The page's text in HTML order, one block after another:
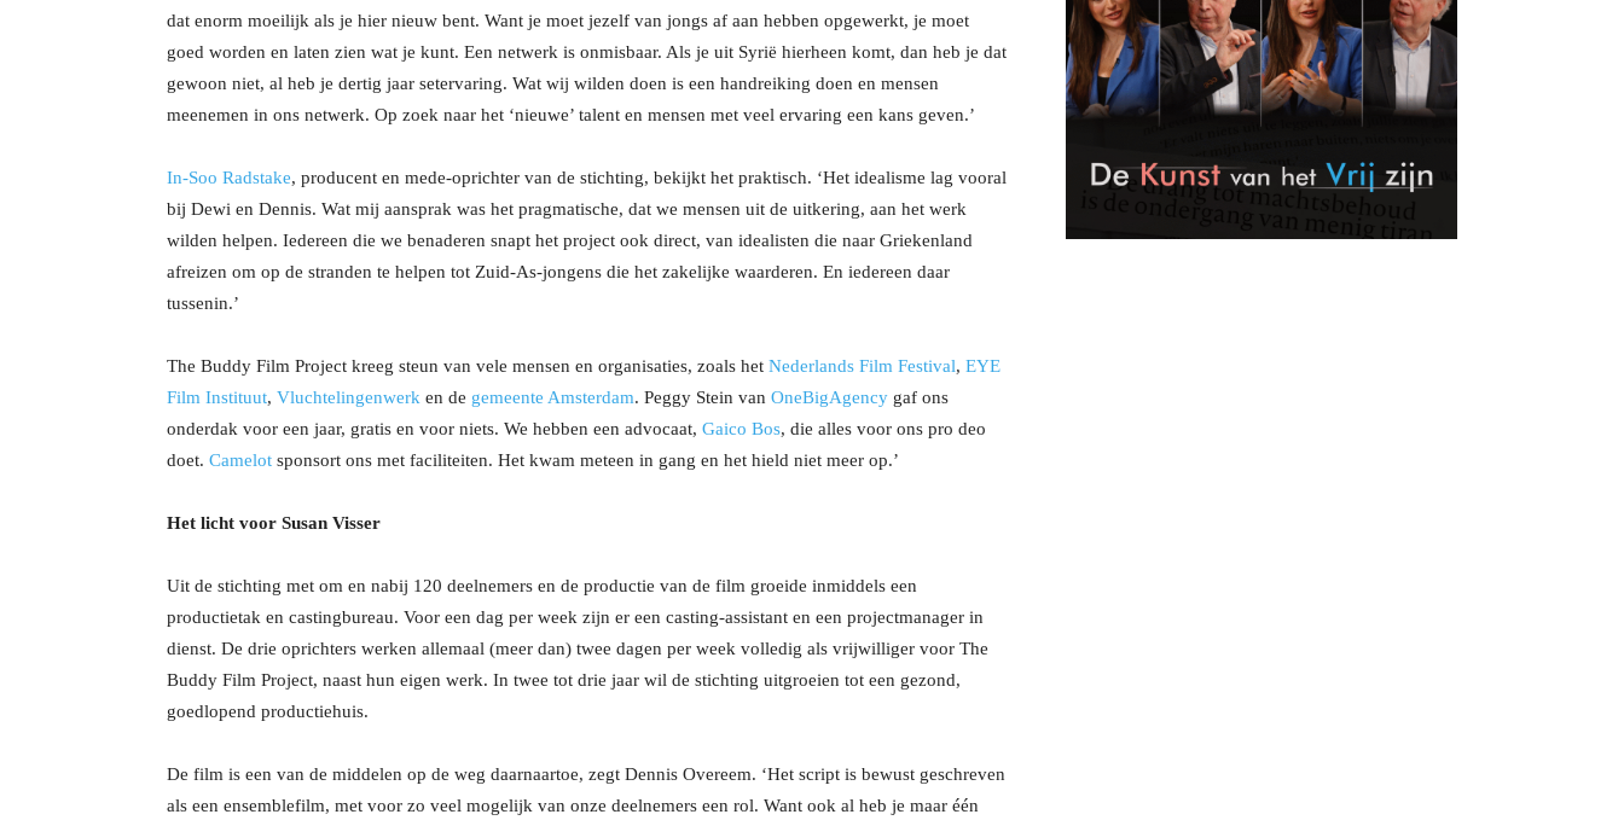
dat enorm moeilijk als je hier nieuw bent. Want je moet jezelf van jongs af aan hebben opgewerkt, je moet
goed worden en laten zien wat je kunt. Een netwerk is onmisbaar. Als je uit Syrië hierheen komt, dan heb je dat
gewoon niet, al heb je dertig jaar setervaring. Wat wij wilden doen is een handreiking doen en mensen
meenemen in ons netwerk. Op zoek naar het ‘nieuwe’ talent en mensen met veel ervaring een kans geven.’
In-Soo Radstake, producent en mede-oprichter van de stichting, bekijkt het praktisch. ‘Het idealisme lag vooral
bij Dewi en Dennis. Wat mij aansprak was het pragmatische, dat we mensen uit de uitkering, aan het werk
wilden helpen. Iedereen die we benaderen snapt het project ook direct, van idealisten die naar Griekenland
afreizen om op de stranden te helpen tot Zuid-As-jongens die het zakelijke waarderen. En iedereen daar
tussenin.’
The Buddy Film Project kreeg steun van vele mensen en organisaties, zoals het Nederlands Film Festival, EYE
Film Instituut, Vluchtelingenwerk en de gemeente Amsterdam. Peggy Stein van OneBigAgency gaf ons
onderdak voor een jaar, gratis en voor niets. We hebben een advocaat, Gaico Bos, die alles voor ons pro deo
doet. Camelot sponsort ons met faciliteiten. Het kwam meteen in gang en het hield niet meer op.’
Het licht voor Susan Visser
Uit de stichting met om en nabij 120 deelnemers en de productie van de film groeide inmiddels een
productietak en castingbureau. Voor een dag per week zijn er een casting-assistant en een projectmanager in
dienst. De drie oprichters werken allemaal (meer dan) twee dagen per week volledig als vrijwilliger voor The
Buddy Film Project, naast hun eigen werk. In twee tot drie jaar wil de stichting uitgroeien tot een gezond,
goedlopend productiehuis.
De film is een van de middelen op de weg daarnaartoe, zegt Dennis Overeem. ‘Het script is bewust geschreven
als een ensemblefilm, met voor zo veel mogelijk van onze deelnemers een rol. Want ook al heb je maar één